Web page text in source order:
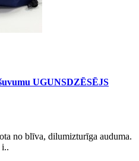
UGUNSDZĒSĒJS
no blīva, dilumizturīga auduma.
i..